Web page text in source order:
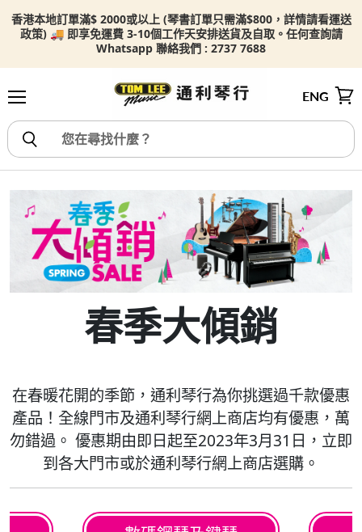
香港本地訂單滿$ 2000或以上 (琴書訂單只需滿$800，詳情請看運送
政策) 🚚 即享免運費 3-10個工作天安排送貨及自取。任何查詢請
Whatsapp 聯絡我們 : 2737 7688
ENG
春季大傾銷
在春暖花開的季節，通利琴行為你挑選過千款優惠
產品！全線門市及通利琴行網上商店均有優惠，萬
勿錯過。 優惠期由即日起至2023年3月31日，立即
到各大門市或於通利琴行網上商店選購。